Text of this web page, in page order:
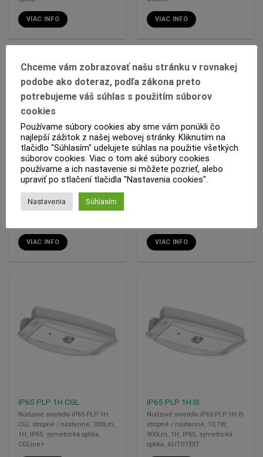
VIAC INFO VIAC INFO
iP65 PHP 3H IS
Núdzové svietidlo iP65 PHP 3H IS
stropné / nástenné, 10,7W,
690Lm, 3H, IP65, asymetrická
VIAC INFO
iP65 PLP 1H
VIAC INFO
iP65 PLP 1H CGL
Núdzové svietidlo iP65 PLP 1H
CGL stropné / nástenné, 900Lm,
1H, IP65, symetrická optika,
CGLine+
iP65 PLP 1H IS
Núdzové svietidlo iP65 PLP 1H IS
stropné / nástenné, 10,1W,
900Lm, 1H, IP65, symetrická
optika, AUTOTEST
Chceme vám zobrazovať našu stránku v rovnakej
podobe ako doteraz, podľa zákona preto
potrebujeme váš súhlas s použitím súborov
cookies
Používame súbory cookies aby sme vám ponúkli čo
najlepší zážitok z našej webovej stránky. Kliknutím na
tlačidlo "Súhlasím" udelujete súhlas na použitie všetkých
súborov cookies. Viac o tom aké súbory cookies
používame a ich nastavenie si môžete pozrieť, alebo
upraviť po stlačení tlačidla "Nastavenia cookies".
Nastavenia Súhlasím